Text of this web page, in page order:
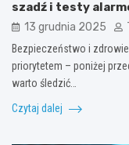
szadź i testy
13 grudnia 2025
Bezpieczeństwo i
priorytetem – poniżej
warto śledzić…
Czytaj dalej